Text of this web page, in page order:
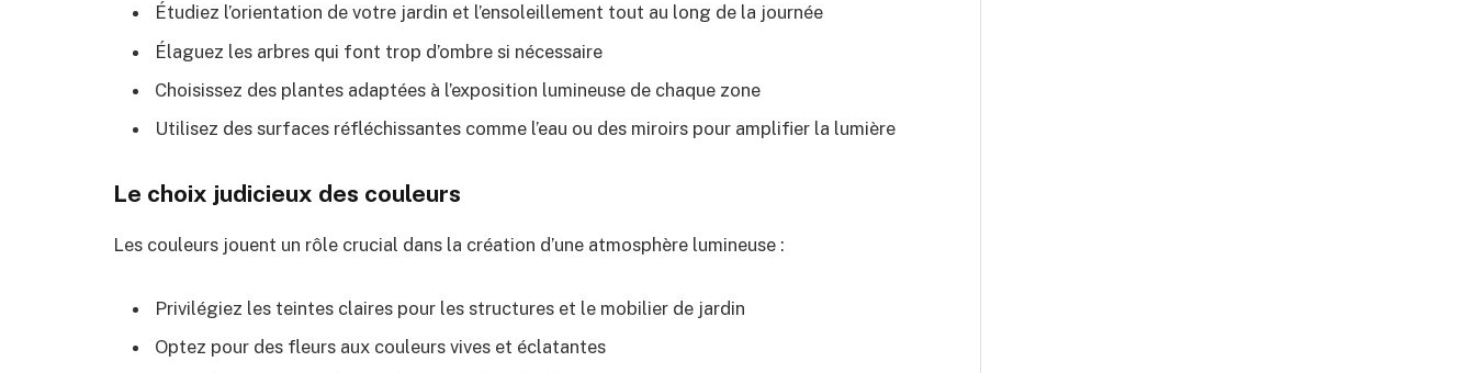
Étudiez l’orientation de votre jardin et l’ensoleillement tout au long de la journée
Élaguez les arbres qui font trop d’ombre si nécessaire
Choisissez des plantes adaptées à l’exposition lumineuse de chaque zone
Utilisez des surfaces réfléchissantes comme l’eau ou des miroirs pour amplifier la lumière
Le choix judicieux des couleurs
Les couleurs jouent un rôle crucial dans la création d’une atmosphère lumineuse :
Privilégiez les teintes claires pour les structures et le mobilier de jardin
Optez pour des fleurs aux couleurs vives et éclatantes